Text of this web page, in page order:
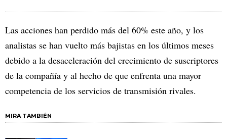
Las acciones han perdido más del 60% este año, y los
analistas se han vuelto más bajistas en los últimos meses
debido a la desaceleración del crecimiento de suscriptores
de la compañía y al hecho de que enfrenta una mayor
competencia de los servicios de transmisión rivales.
MIRA TAMBIÉN